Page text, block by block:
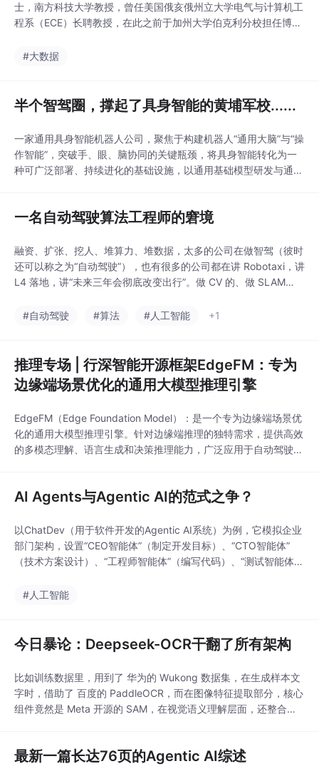
士，南方科技大学教授，曾任美国俄亥俄州立大学电气与计算机工
程系（ECE）长聘教授，在此之前于加州大学伯克利分校担任博士
教授，博士生导师，北大-银河通用具身智能联合实验室和北京智
#大数据
半个智驾圈，撑起了具身智能的黄埔军校......
一家通用具身智能机器人公司，聚焦于构建机器人“通用大脑”与“操
作智能”，突破手、眼、脑协同的关键瓶颈，将具身智能转化为一
种可广泛部署、持续进化的基础设施，以通用基础模型研发与通用
的公司，众擎正以坚定而持续的资源投入，构建从高动态本体到多
一名自动驾驶算法工程师的窘境
融资、扩张、挖人、堆算力、堆数据，太多的公司在做智驾（彼时
还可以称之为“自动驾驶”），也有很多的公司都在讲 Robotaxi，讲
L4 落地，讲“未来三年会彻底改变出行”。做 CV 的、做 SLAM
来。模型、训练框架、部署优化、数据闭环等等，太多的工作和新
#自动驾驶 #算法 #人工智能 +1
推理专场 | 行深智能开源框架EdgeFM：专为
边缘端场景优化的通用大模型推理引擎
EdgeFM（Edge Foundation Model）：是一个专为边缘端场景优
化的通用大模型推理引擎。针对边缘端推理的独特需求，提供高效
的多模态理解、语言生成和决策推理能力，广泛应用于自动驾驶、
缘端大模型高效推理引 —EdgeFM。有很多小伙伴咨询我们部署这
AI Agents与Agentic AI的范式之争？
以ChatDev（用于软件开发的Agentic AI系统）为例，它模拟企业
部门架构，设置“CEO智能体”（制定开发目标）、“CTO智能体”
（技术方案设计）、“工程师智能体”（编写代码）、“测试智能体”
发流程顺畅；文章指出，ChatGPT代表的生成式AI是智能体发展的
#人工智能
今日暴论：Deepseek-OCR干翻了所有架构
比如训练数据里，用到了 华为的 Wukong 数据集，在生成样本文
字时，借助了 百度的 PaddleOCR，而在图像特征提取部分，核心
组件竟然是 Meta 开源的 SAM，在视觉语义理解层面，还整合了
n 给大模型，就算是能识别图像的多模态的大模型，也
最新一篇长达76页的Agentic AI综述